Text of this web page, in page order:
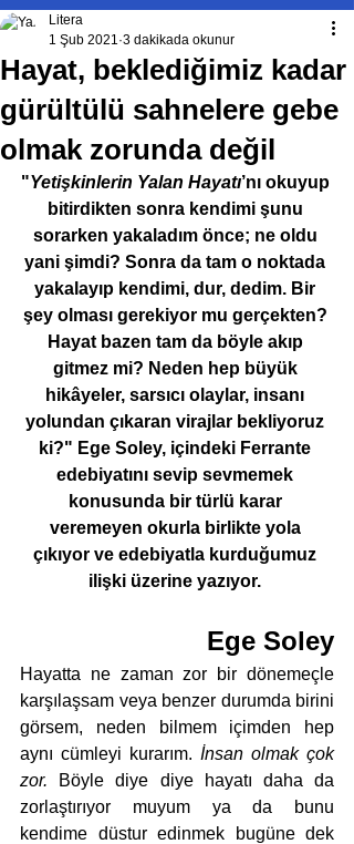
Hayat, beklediğimiz kadar
gürültülü sahnelere gebe
olmak zorunda değil
Litera
1 Şub 2021 3 dakikada okunur
"Yetişkinlerin Yalan Hayatı’nı okuyup
bitirdikten sonra kendimi şunu
sorarken yakaladım önce; ne oldu
yani şimdi? Sonra da tam o noktada
yakalayıp kendimi, dur, dedim. Bir
şey olması gerekiyor mu gerçekten?
Hayat bazen tam da böyle akıp
gitmez mi? Neden hep büyük
hikâyeler, sarsıcı olaylar, insanı
yolundan çıkaran virajlar bekliyoruz
ki?" Ege Soley, içindeki Ferrante
edebiyatını sevip sevmemek
konusunda bir türlü karar
veremeyen okurla birlikte yola
çıkıyor ve edebiyatla kurduğumuz
ilişki üzerine yazıyor.
Ege Soley
Hayatta ne zaman zor bir dönemeçle
karşılaşsam veya benzer durumda birini
görsem, neden bilmem içimden hep
aynı cümleyi kurarım. İnsan olmak çok
zor. Böyle diye diye hayatı daha da
zorlaştırıyor muyum ya da bunu
kendime düstur edinmek bugüne dek